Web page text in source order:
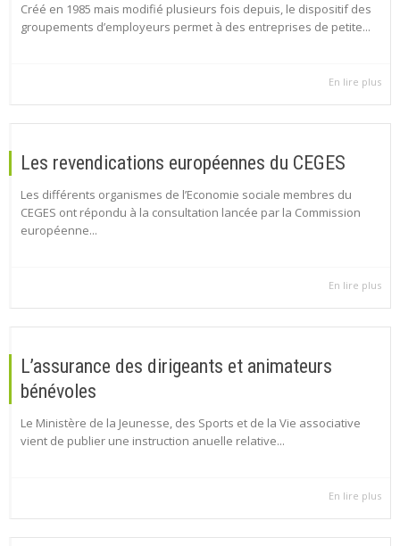
Créé en 1985 mais modifié plusieurs fois depuis, le dispositif des
groupements d’employeurs permet à des entreprises de petite...
En lire plus
Les revendications européennes du CEGES
Les différents organismes de l’Economie sociale membres du
CEGES ont répondu à la consultation lancée par la Commission
européenne...
En lire plus
L’assurance des dirigeants et animateurs
bénévoles
Le Ministère de la Jeunesse, des Sports et de la Vie associative
vient de publier une instruction anuelle relative...
En lire plus